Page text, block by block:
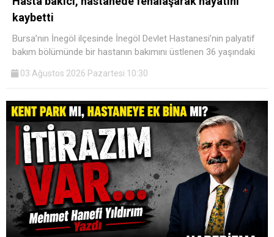
kaybetti
Bursa’nın İnegöl ilçesinde İnegöl Devlet Hastanesi’nin palyatif
bakım bölümünde bir hastanın bakımını üstlenen 36 yaşındaki
03 Ağustos 2026 Pazartesi 10:30